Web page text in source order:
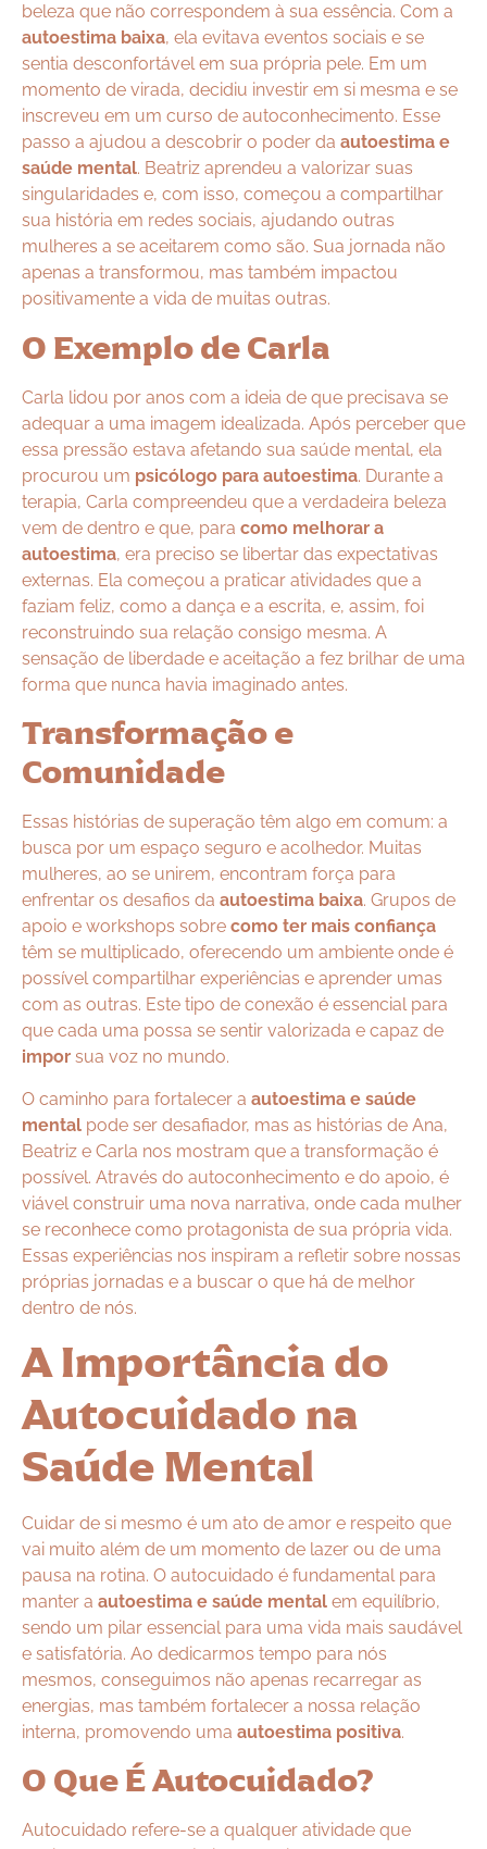
beleza que não correspondem à sua essência. Com a
autoestima baixa, ela evitava eventos sociais e se
sentia desconfortável em sua própria pele. Em um
momento de virada, decidiu investir em si mesma e se
inscreveu em um curso de autoconhecimento. Esse
passo a ajudou a descobrir o poder da autoestima e
saúde mental. Beatriz aprendeu a valorizar suas
singularidades e, com isso, começou a compartilhar
sua história em redes sociais, ajudando outras
mulheres a se aceitarem como são. Sua jornada não
apenas a transformou, mas também impactou
positivamente a vida de muitas outras.
O Exemplo de Carla
Carla lidou por anos com a ideia de que precisava se
adequar a uma imagem idealizada. Após perceber que
essa pressão estava afetando sua saúde mental, ela
procurou um psicólogo para autoestima. Durante a
terapia, Carla compreendeu que a verdadeira beleza
vem de dentro e que, para como melhorar a
autoestima, era preciso se libertar das expectativas
externas. Ela começou a praticar atividades que a
faziam feliz, como a dança e a escrita, e, assim, foi
reconstruindo sua relação consigo mesma. A
sensação de liberdade e aceitação a fez brilhar de uma
forma que nunca havia imaginado antes.
Transformação e
Comunidade
Essas histórias de superação têm algo em comum: a
busca por um espaço seguro e acolhedor. Muitas
mulheres, ao se unirem, encontram força para
enfrentar os desafios da autoestima baixa. Grupos de
apoio e workshops sobre como ter mais confiança
têm se multiplicado, oferecendo um ambiente onde é
possível compartilhar experiências e aprender umas
com as outras. Este tipo de conexão é essencial para
que cada uma possa se sentir valorizada e capaz de
impor sua voz no mundo.
O caminho para fortalecer a autoestima e saúde
mental pode ser desafiador, mas as histórias de Ana,
Beatriz e Carla nos mostram que a transformação é
possível. Através do autoconhecimento e do apoio, é
viável construir uma nova narrativa, onde cada mulher
se reconhece como protagonista de sua própria vida.
Essas experiências nos inspiram a refletir sobre nossas
próprias jornadas e a buscar o que há de melhor
dentro de nós.
A Importância do
Autocuidado na
Saúde Mental
Cuidar de si mesmo é um ato de amor e respeito que
vai muito além de um momento de lazer ou de uma
pausa na rotina. O autocuidado é fundamental para
manter a autoestima e saúde mental em equilíbrio,
sendo um pilar essencial para uma vida mais saudável
e satisfatória. Ao dedicarmos tempo para nós
mesmos, conseguimos não apenas recarregar as
energias, mas também fortalecer a nossa relação
interna, promovendo uma autoestima positiva.
O Que É Autocuidado?
Autocuidado refere-se a qualquer atividade que